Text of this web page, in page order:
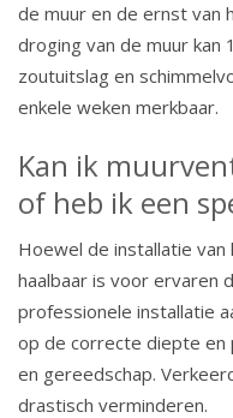
de muur en de ernst van
droging van de muur kan
zoutuitslag en
enkele weken merkbaar.
Kan ik
of heb ik een
Hoewel de installatie van
haalbaar is voor ervaren
professionele installatie
op de correcte diepte en
en gereedschap.
drastisch verminderen.